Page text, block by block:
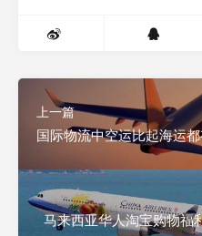
上一篇
国际物流中空运比起海运
马来西亚华人淘宝购物福